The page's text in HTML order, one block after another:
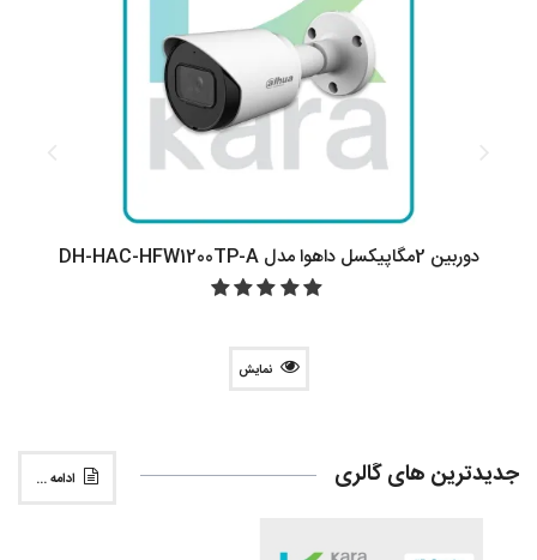
دوربین 2مگاپیکسل داهوا مدل DH-HAC-HFW1200TP-A
نمایش
ادامه ... جدیدترین های گالری